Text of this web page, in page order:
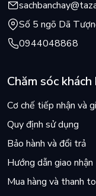
Số 5 ngõ Dã
0944048868
Chăm sóc khách
Cơ chế tiếp nhận và
Quy định sử dụng
Bảo hành và đổi trả
Hướng dẫn giao nhận
Mua hàng và thanh